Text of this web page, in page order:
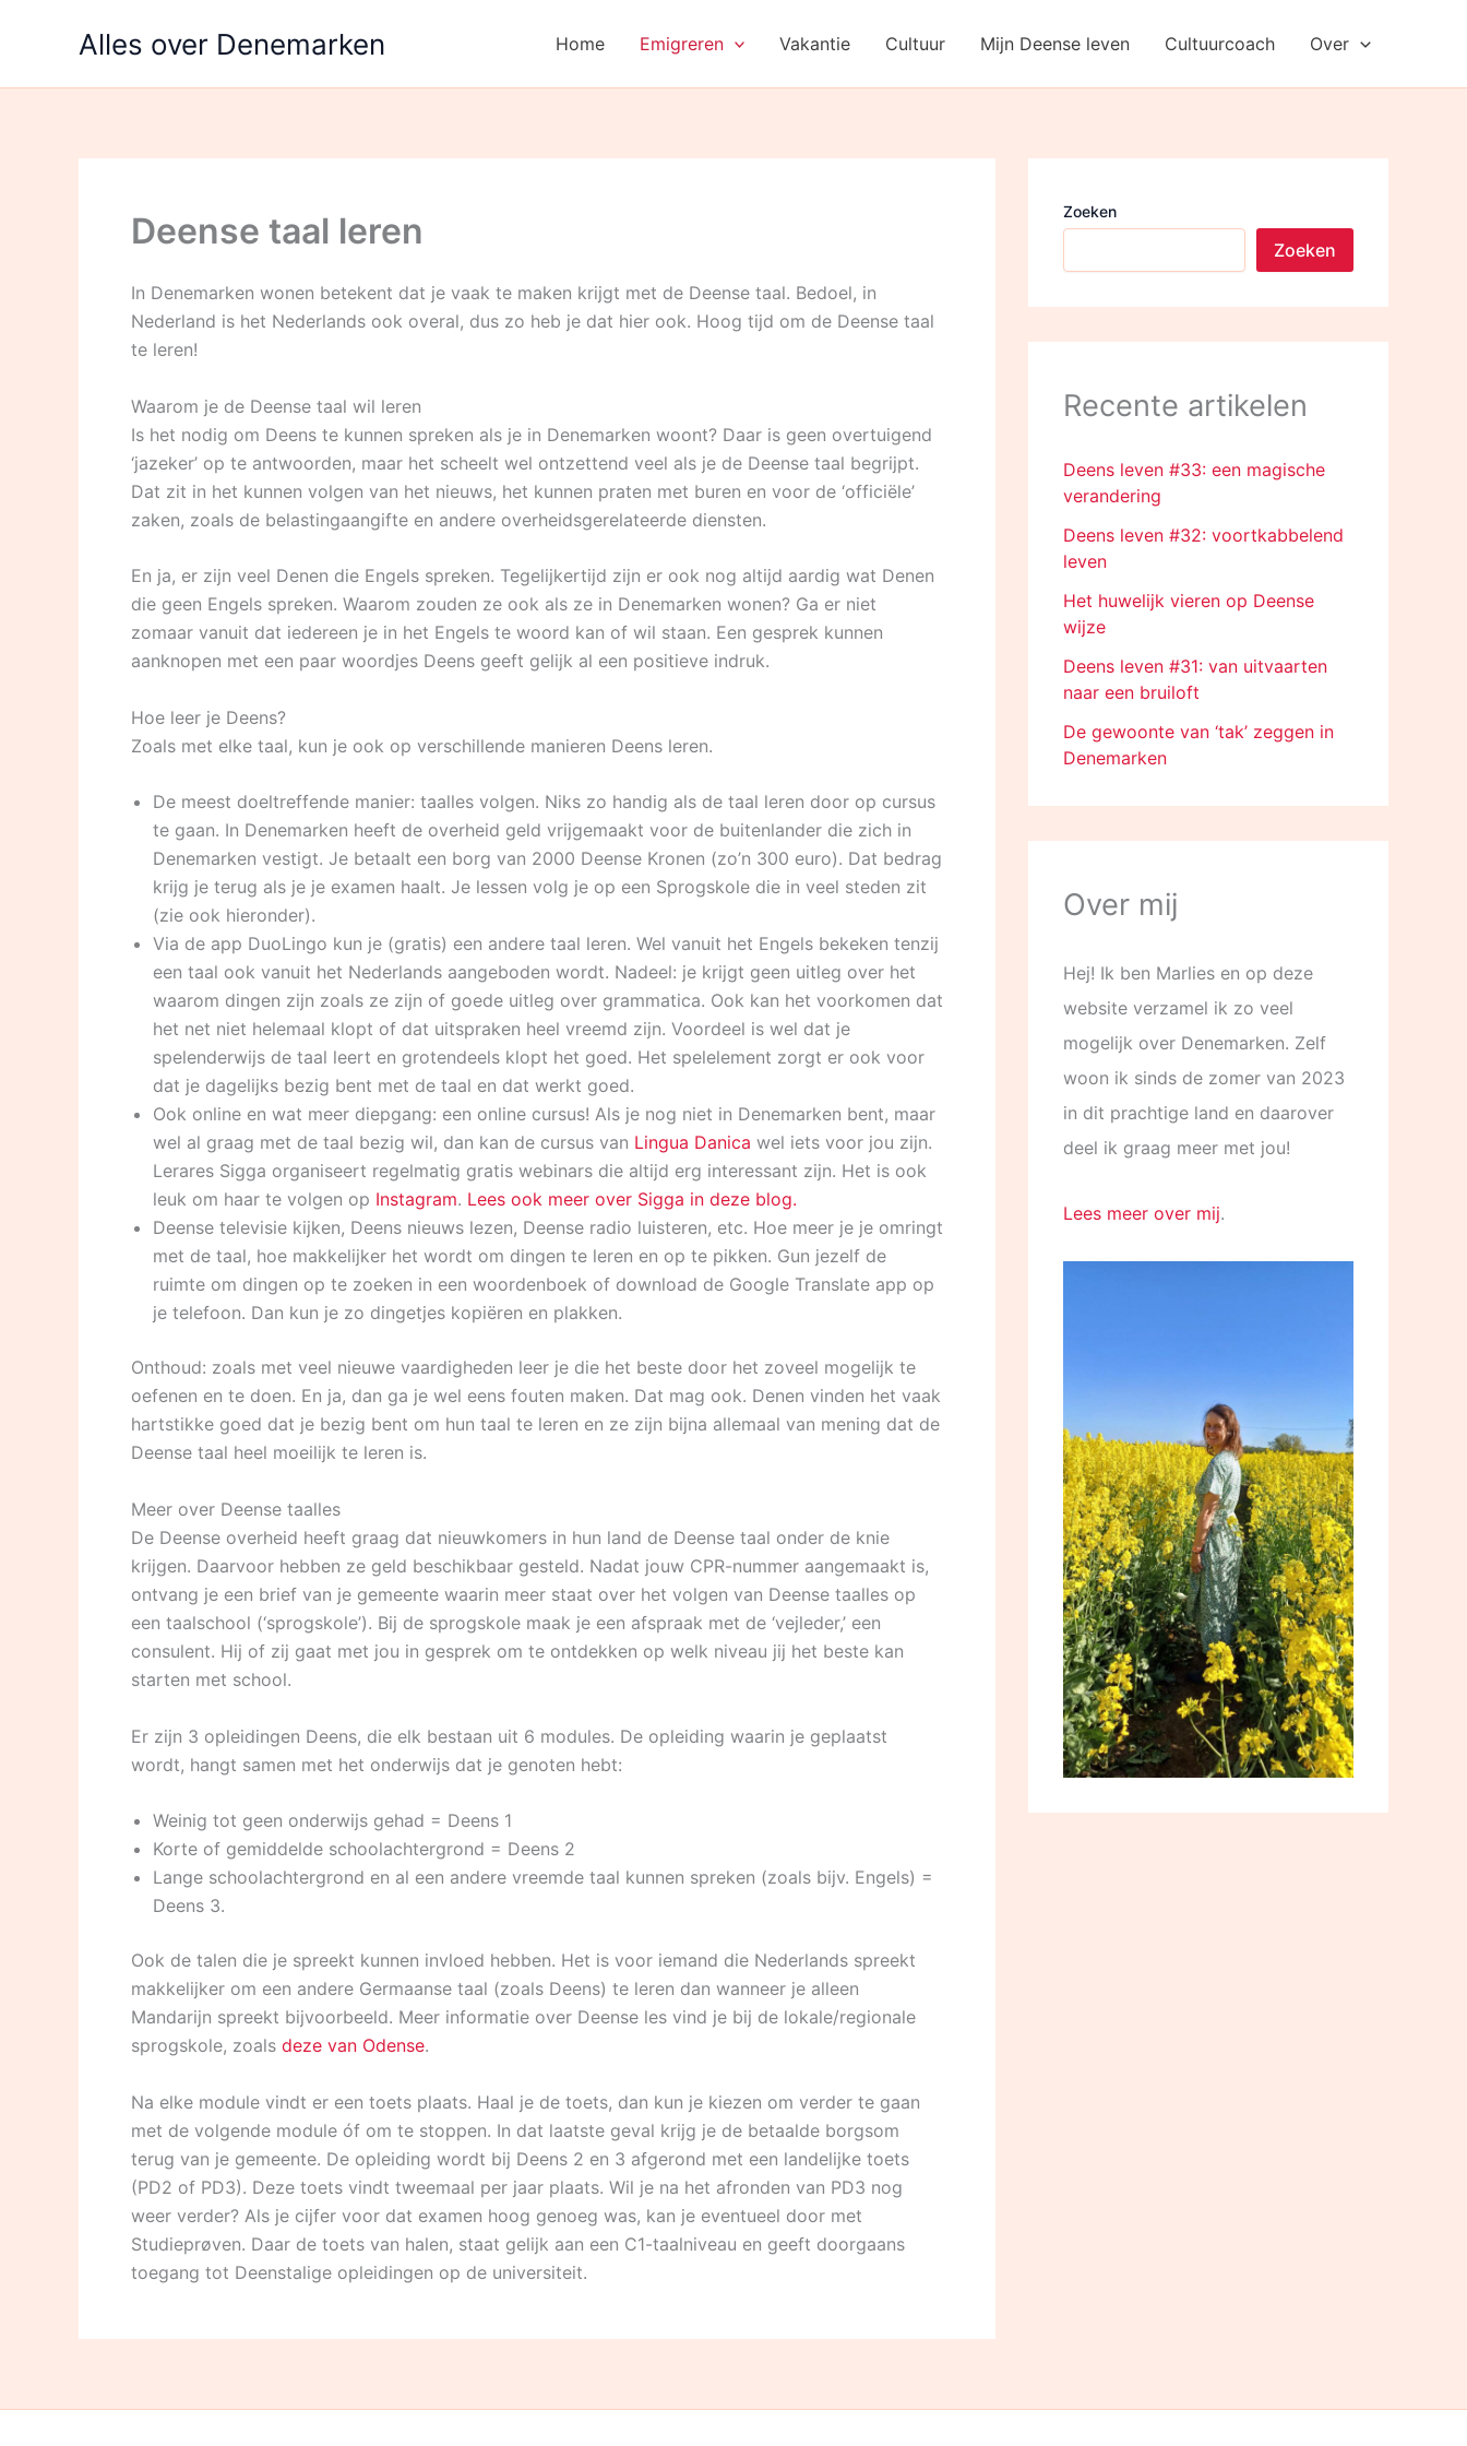
Alles over Denemarken Home Emigreren Vakantie Cultuur Mijn Deense leven Cultuurcoach Over
Deense taal leren
In Denemarken wonen betekent dat je vaak te maken krijgt met de Deense taal. Bedoel, in
Nederland is het Nederlands ook overal, dus zo heb je dat hier ook. Hoog tijd om de Deense taal
te leren!
Waarom je de Deense taal wil leren
Is het nodig om Deens te kunnen spreken als je in Denemarken woont? Daar is geen overtuigend
‘jazeker’ op te antwoorden, maar het scheelt wel ontzettend veel als je de Deense taal begrijpt.
Dat zit in het kunnen volgen van het nieuws, het kunnen praten met buren en voor de ‘officiële’
zaken, zoals de belastingaangifte en andere overheidsgerelateerde diensten.
En ja, er zijn veel Denen die Engels spreken. Tegelijkertijd zijn er ook nog altijd aardig wat Denen
die geen Engels spreken. Waarom zouden ze ook als ze in Denemarken wonen? Ga er niet
zomaar vanuit dat iedereen je in het Engels te woord kan of wil staan. Een gesprek kunnen
aanknopen met een paar woordjes Deens geeft gelijk al een positieve indruk.
Hoe leer je Deens?
Zoals met elke taal, kun je ook op verschillende manieren Deens leren.
De meest doeltreffende manier: taalles volgen. Niks zo handig als de taal leren door op cursus
te gaan. In Denemarken heeft de overheid geld vrijgemaakt voor de buitenlander die zich in
Denemarken vestigt. Je betaalt een borg van 2000 Deense Kronen (zo’n 300 euro). Dat bedrag
krijg je terug als je je examen haalt. Je lessen volg je op een Sprogskole die in veel steden zit
(zie ook hieronder).
Via de app DuoLingo kun je (gratis) een andere taal leren. Wel vanuit het Engels bekeken tenzij
een taal ook vanuit het Nederlands aangeboden wordt. Nadeel: je krijgt geen uitleg over het
waarom dingen zijn zoals ze zijn of goede uitleg over grammatica. Ook kan het voorkomen dat
het net niet helemaal klopt of dat uitspraken heel vreemd zijn. Voordeel is wel dat je
spelenderwijs de taal leert en grotendeels klopt het goed. Het spelelement zorgt er ook voor
dat je dagelijks bezig bent met de taal en dat werkt goed.
Ook online en wat meer diepgang: een online cursus! Als je nog niet in Denemarken bent, maar
wel al graag met de taal bezig wil, dan kan de cursus van Lingua Danica wel iets voor jou zijn.
Lerares Sigga organiseert regelmatig gratis webinars die altijd erg interessant zijn. Het is ook
leuk om haar te volgen op Instagram. Lees ook meer over Sigga in deze blog.
Deense televisie kijken, Deens nieuws lezen, Deense radio luisteren, etc. Hoe meer je je omringt
met de taal, hoe makkelijker het wordt om dingen te leren en op te pikken. Gun jezelf de
ruimte om dingen op te zoeken in een woordenboek of download de Google Translate app op
je telefoon. Dan kun je zo dingetjes kopiëren en plakken.
Onthoud: zoals met veel nieuwe vaardigheden leer je die het beste door het zoveel mogelijk te
oefenen en te doen. En ja, dan ga je wel eens fouten maken. Dat mag ook. Denen vinden het vaak
hartstikke goed dat je bezig bent om hun taal te leren en ze zijn bijna allemaal van mening dat de
Deense taal heel moeilijk te leren is.
Meer over Deense taalles
De Deense overheid heeft graag dat nieuwkomers in hun land de Deense taal onder de knie
krijgen. Daarvoor hebben ze geld beschikbaar gesteld. Nadat jouw CPR-nummer aangemaakt is,
ontvang je een brief van je gemeente waarin meer staat over het volgen van Deense taalles op
een taalschool (‘sprogskole’). Bij de sprogskole maak je een afspraak met de ‘vejleder,’ een
consulent. Hij of zij gaat met jou in gesprek om te ontdekken op welk niveau jij het beste kan
starten met school.
Er zijn 3 opleidingen Deens, die elk bestaan uit 6 modules. De opleiding waarin je geplaatst
wordt, hangt samen met het onderwijs dat je genoten hebt:
Weinig tot geen onderwijs gehad = Deens 1
Korte of gemiddelde schoolachtergrond = Deens 2
Lange schoolachtergrond en al een andere vreemde taal kunnen spreken (zoals bijv. Engels) =
Deens 3.
Ook de talen die je spreekt kunnen invloed hebben. Het is voor iemand die Nederlands spreekt
makkelijker om een andere Germaanse taal (zoals Deens) te leren dan wanneer je alleen
Mandarijn spreekt bijvoorbeeld. Meer informatie over Deense les vind je bij de lokale/regionale
sprogskole, zoals deze van Odense.
Na elke module vindt er een toets plaats. Haal je de toets, dan kun je kiezen om verder te gaan
met de volgende module óf om te stoppen. In dat laatste geval krijg je de betaalde borgsom
terug van je gemeente. De opleiding wordt bij Deens 2 en 3 afgerond met een landelijke toets
(PD2 of PD3). Deze toets vindt tweemaal per jaar plaats. Wil je na het afronden van PD3 nog
weer verder? Als je cijfer voor dat examen hoog genoeg was, kan je eventueel door met
Studieprøven. Daar de toets van halen, staat gelijk aan een C1-taalniveau en geeft doorgaans
toegang tot Deenstalige opleidingen op de universiteit.
Zoeken
Zoeken
Recente artikelen
Deens leven #33: een magische
verandering
Deens leven #32: voortkabbelend
leven
Het huwelijk vieren op Deense
wijze
Deens leven #31: van uitvaarten
naar een bruiloft
De gewoonte van ‘tak’ zeggen in
Denemarken
Over mij
Hej! Ik ben Marlies en op deze
website verzamel ik zo veel
mogelijk over Denemarken. Zelf
woon ik sinds de zomer van 2023
in dit prachtige land en daarover
deel ik graag meer met jou!
Lees meer over mij.